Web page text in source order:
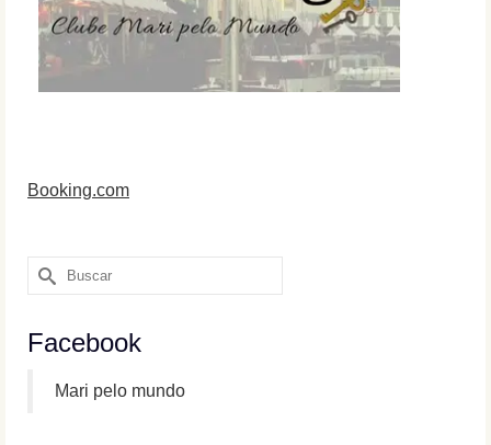
Booking.com
Buscar
por:
Facebook
Mari pelo mundo